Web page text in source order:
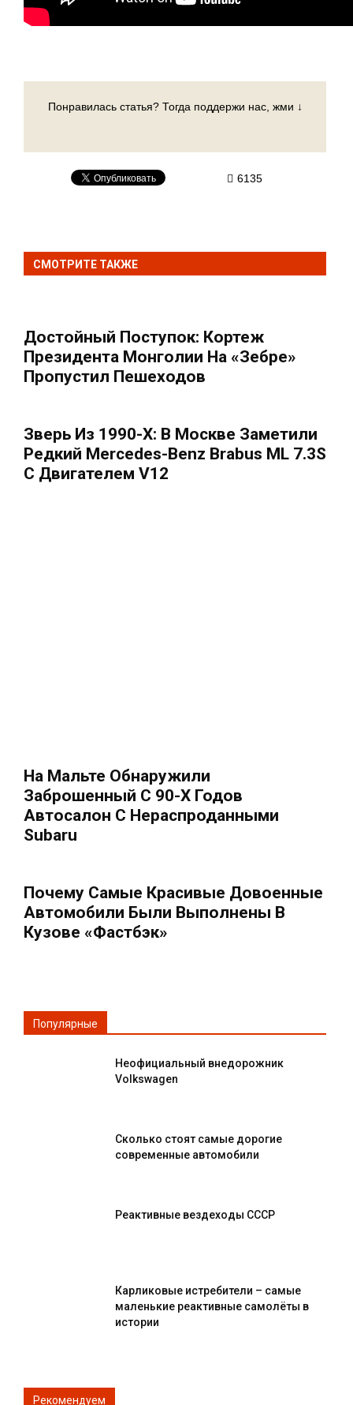
Понравилась статья? Тогда поддержи нас, жми ↓
6135
СМОТРИТЕ ТАКЖЕ
Достойный Поступок: Кортеж
Президента Монголии На «зебре»
Пропустил Пешеходов
Зверь Из 1990-Х: В Москве Заметили
Редкий Mercedes-Benz Brabus ML 7.3S
С Двигателем V12
На Мальте Обнаружили
Заброшенный С 90-Х Годов
Автосалон С Нераспроданными
Subaru
Почему Самые Красивые Довоенные
Автомобили Были Выполнены В
Кузове «фастбэк»
Популярные
Неофициальный внедорожник
Volkswagen
Сколько стоят самые дорогие
современные автомобили
Реактивные вездеходы СССР
Карликовые истребители – самые
маленькие реактивные самолёты в
истории
Рекомендуем